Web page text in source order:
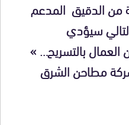
الدقيق المدعم
سيؤدي
مطاحن الشرق